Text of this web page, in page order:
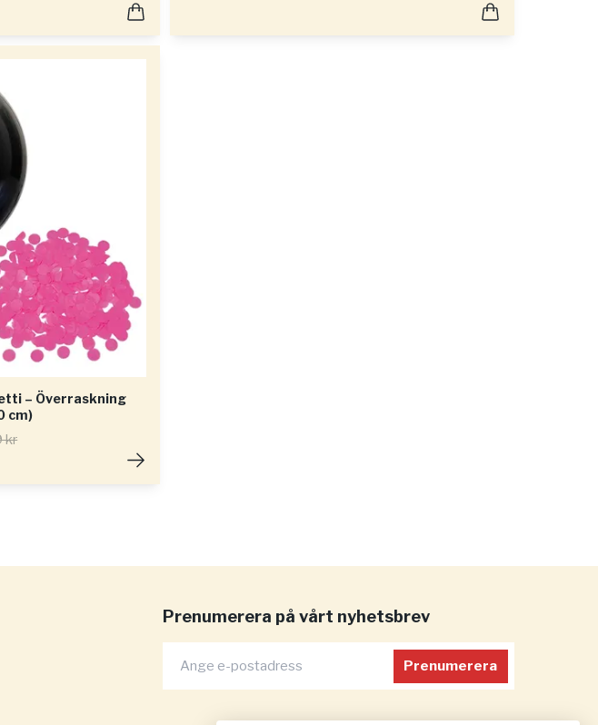
– Överraskning
cm)
kr
Prenumerera på vårt nyhetsbrev
Prenumerera